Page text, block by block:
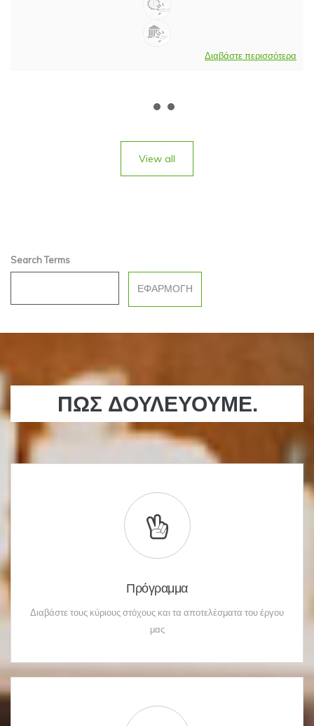
Διαβάστε περισσότερα
View all
Search Terms
ΠΩΣ ΔΟΥΛΕΥΟΥΜΕ.
Πρόγραμμα
Διαβάστε τους κύριους στόχους και τα αποτελέσματα του έργου
μας